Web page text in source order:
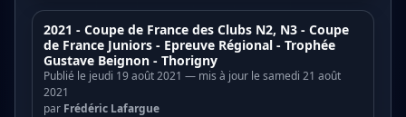
2021 - Coupe de France des Clubs N2, N3 - Coupe
de France Juniors - Epreuve Régional - Trophée
Gustave Beignon - Thorigny
Publié le jeudi 19 août 2021 — mis à jour le samedi 21 août
2021
par Frédéric Lafargue